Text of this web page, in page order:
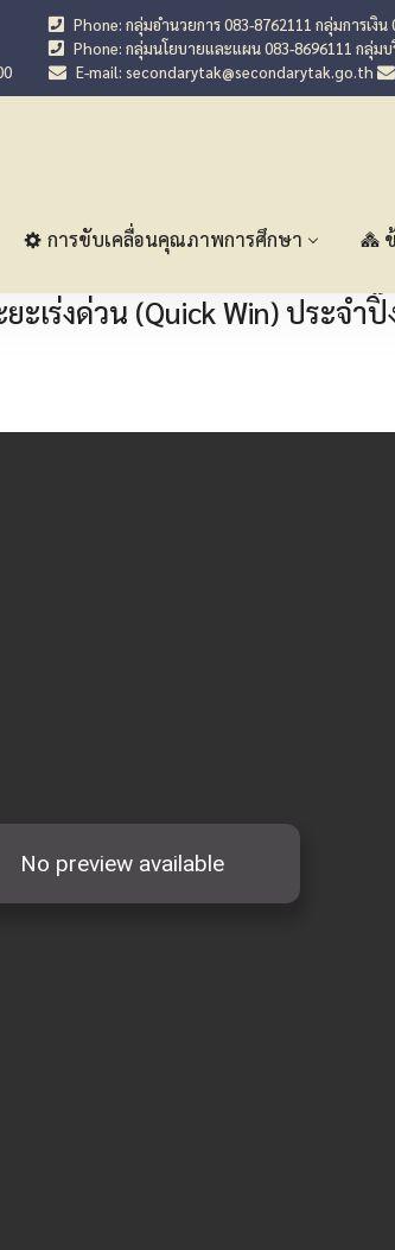
Phone: กลุ่มอำนวยการ 083-8762111 กลุ่มการเงิ
Phone: กลุ่มนโยบายและแผน 083-8696111 กลุ่ม
E-mail: secondarytak@secondarytak.go.th
การขับเคลื่อนคุณภาพการศึกษา
ะเร่งด่วน (Quick Win) ประจ